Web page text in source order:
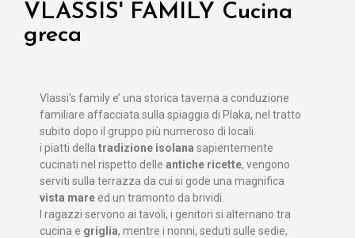
VLASSIS' FAMILY Cucina
greca
Vlassi’s family e’ una storica taverna a conduzione
familiare affacciata sulla spiaggia di Plaka, nel tratto
subito dopo il gruppo più numeroso di locali.
i piatti della tradizione isolana sapientemente
cucinati nel rispetto delle antiche ricette, vengono
serviti sulla terrazza da cui si gode una magnifica
vista mare ed un tramonto da brividi.
I ragazzi servono ai tavoli, i genitori si alternano tra
cucina e griglia, mentre i nonni, seduti sulle sedie,